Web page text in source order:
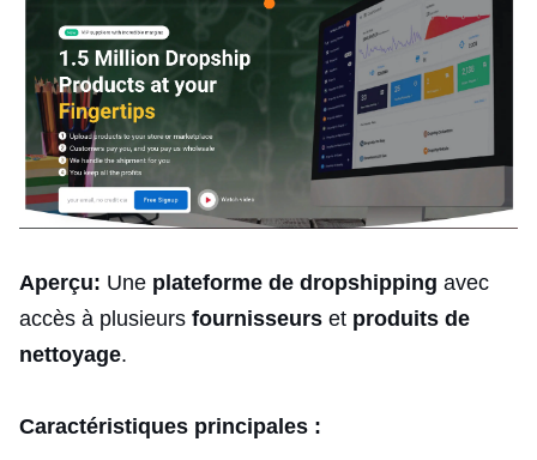
Aperçu: Une plateforme de dropshipping avec
accès à plusieurs fournisseurs et produits de
nettoyage.
Caractéristiques principales :